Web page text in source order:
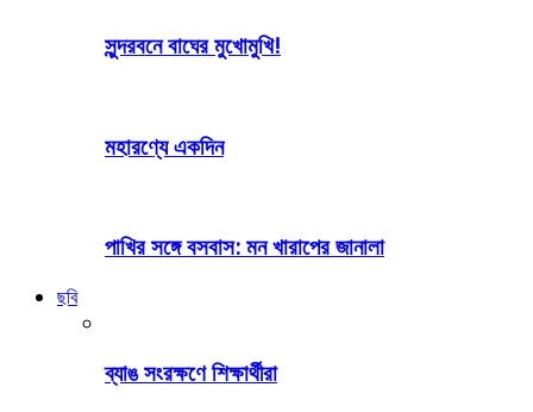
সুন্দরবনে বাঘের মুখোমুখি!
মহারণ্যে একদিন
পাখির সঙ্গে বসবাস: মন খারাপের জানালা
ছবি
ব্যাঙ সংরক্ষণে শিক্ষার্থীরা